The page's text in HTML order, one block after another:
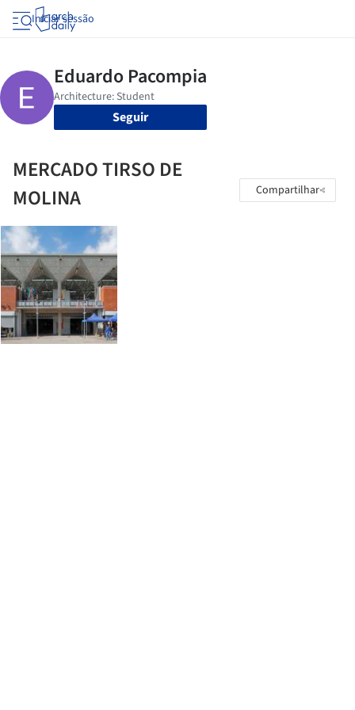
Iniciar sessão
Seguir
MERCADO TIRSO DE
MOLINA
Compartilhar